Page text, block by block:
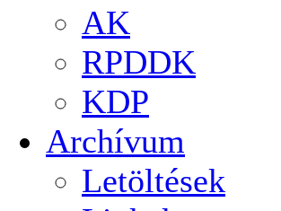
AK
RPDDK
KDP
Archívum
Letöltések